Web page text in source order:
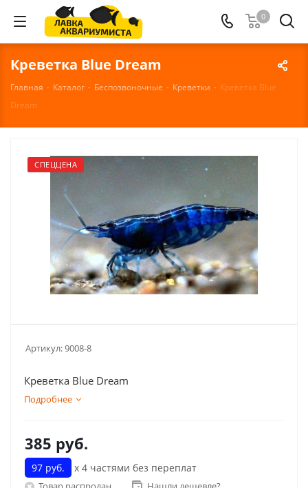
0
Креветка Blue Dream
Главная - Каталог - Беспозвоночные - Креветки - Креветка Blue
Dream
СПЕЦЦЕНА
Артикул:9008-8
Креветка Blue Dream
Подробнее
385 руб.
97 руб. х 4 частями без переплат